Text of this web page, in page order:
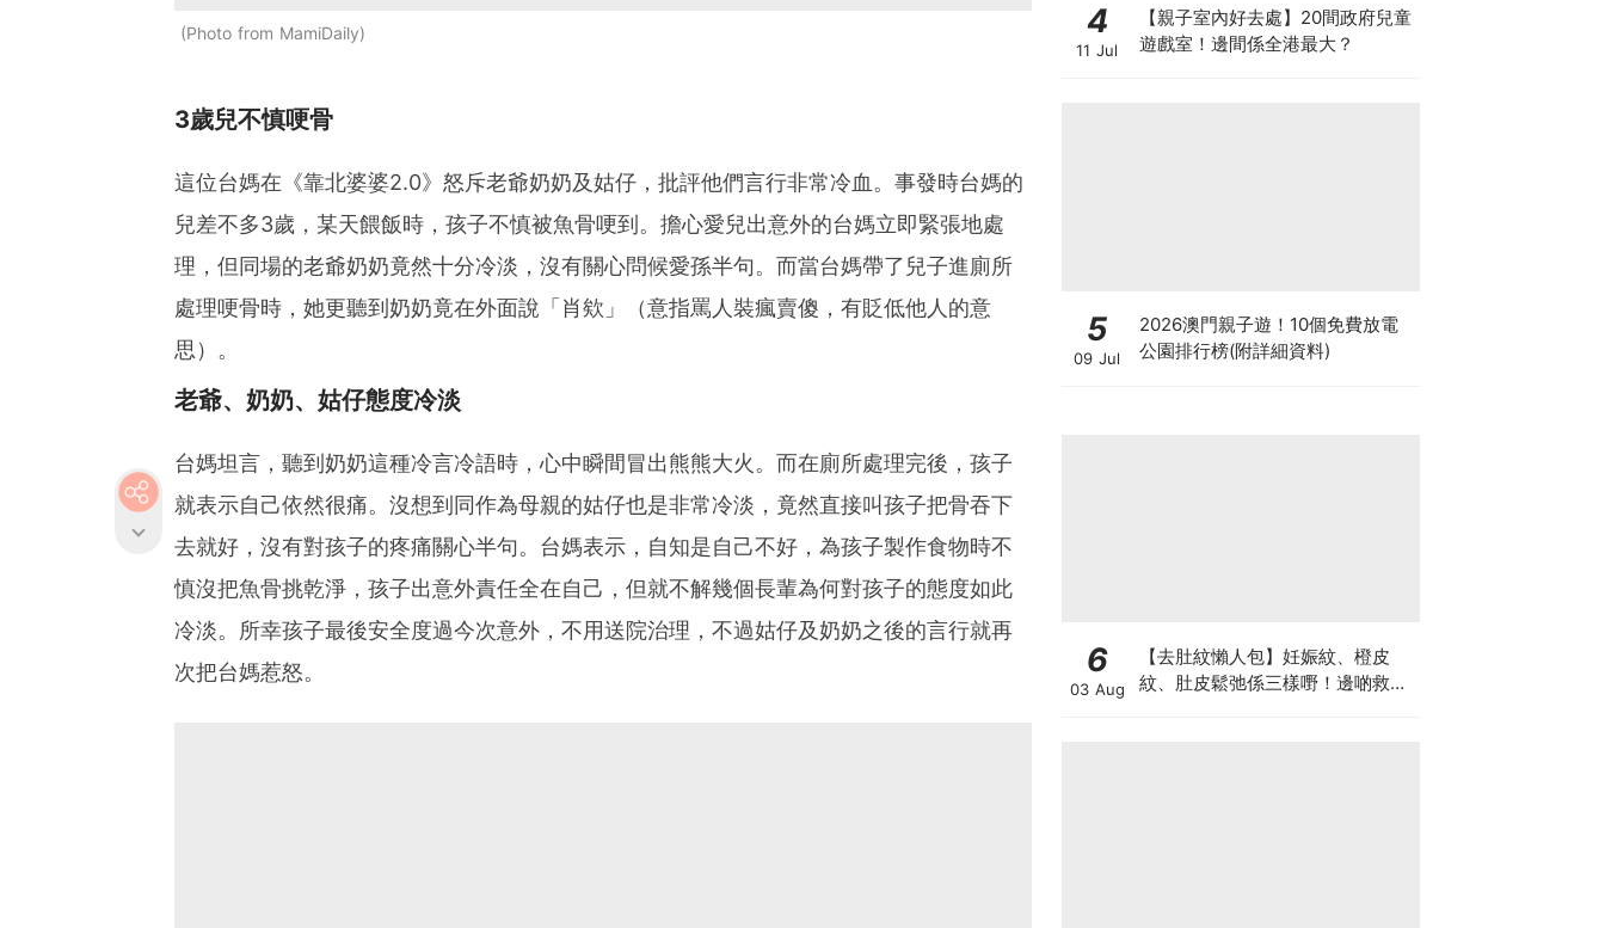
Photo from MamiDaily
3歲兒不慎哽骨
這位台媽在《靠北婆婆2.0》怒斥老爺奶奶及姑仔，批評他們言行非常冷血。事發時台媽的
兒差不多3歲，某天餵飯時，孩子不慎被魚骨哽到。擔心愛兒出意外的台媽立即緊張地處
理，但同場的老爺奶奶竟然十分冷淡，沒有關心問候愛孫半句。而當台媽帶了兒子進廁所
處理哽骨時，她更聽到奶奶竟在外面說「肖欸」（意指罵人裝瘋賣傻，有貶低他人的意
思）。
老爺、奶奶、姑仔態度冷淡
台媽坦言，聽到奶奶這種冷言冷語時，心中瞬間冒出熊熊大火。而在廁所處理完後，孩子
就表示自己依然很痛。沒想到同作為母親的姑仔也是非常冷淡，竟然直接叫孩子把骨吞下
去就好，沒有對孩子的疼痛關心半句。台媽表示，自知是自己不好，為孩子製作食物時不
慎沒把魚骨挑乾淨，孩子出意外責任全在自己，但就不解幾個長輩為何對孩子的態度如此
冷淡。所幸孩子最後安全度過今次意外，不用送院治理，不過姑仔及奶奶之後的言行就再
次把台媽惹怒。
4
11 Jul
【親子室內好去處】20間政府兒童
遊戲室！邊間係全港最大？
5
09 Jul
2026澳門親子遊！10個免費放電
公園排行榜(附詳細資料)
6
03 Aug
【去肚紋懶人包】妊娠紋、橙皮
紋、肚皮鬆弛係三樣嘢！邊啲救得